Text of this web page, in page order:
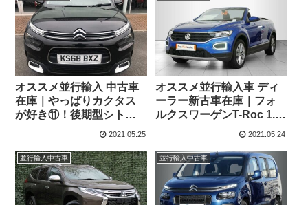
オススメ並行輸入 中古車
在庫｜やっぱりカクタス
が好き⑪！後期型シトロ
エン C4カクタス フレイア
1.2PureTech110 S&S
EAT6
2021.05.25
オススメ並行輸入車 ディ
ーラー新古車在庫｜フォ
ルクスワーゲンT-Roc 1.5
TSI Style カブリオレ
2021.05.24
並行輸入中古車 並行輸入中古車